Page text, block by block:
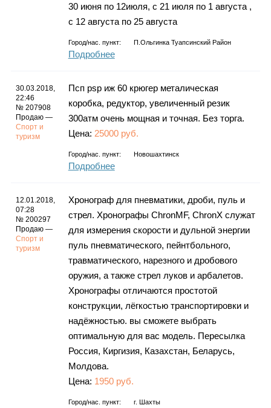
30 июня по 12июля, с 21 июля по 1 августа ,
с 12 августа по 25 августа
Город/нас. пункт: П.Ольгинка Туапсинский Район
Подробнее
30.03.2018,
22:46
№ 207908
Продаю —
Спорт и
туризм
Псп psp иж 60 крюгер металическая
коробка, редуктор, увеличенный резик
300атм очень мощная и точная. Без торга.
Цена: 25000 руб.
Город/нас. пункт: Новошахтинск
Подробнее
12.01.2018,
07:28
№ 200297
Продаю —
Спорт и
туризм
Хронограф для пневматики, дроби, пуль и
стрел. Хронографы ChronMF, ChronX служат
для измерения скорости и дульной энергии
пуль пневматического, пейнтбольного,
травматического, нарезного и дробового
оружия, а также стрел луков и арбалетов.
Хронографы отличаются простотой
конструкции, лёгкостью транспортировки и
надёжностью. вы сможете выбрать
оптимальную для вас модель. Пересылка
Россия, Киргизия, Казахстан, Беларусь,
Молдова.
Цена: 1950 руб.
Город/нас. пункт: г. Шахты